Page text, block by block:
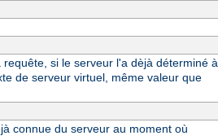
si le serveur l'a dèjà déterminé à
de serveur virtuel, même valeur que
connue du serveur au moment où